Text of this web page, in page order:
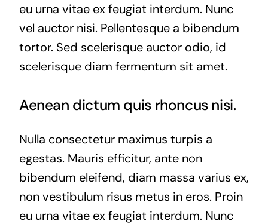
eu urna vitae ex feugiat interdum. Nunc
vel auctor nisi. Pellentesque a bibendum
tortor. Sed scelerisque auctor odio, id
scelerisque diam fermentum sit amet.
Aenean dictum quis rhoncus nisi.
Nulla consectetur maximus turpis a
egestas. Mauris efficitur, ante non
bibendum eleifend, diam massa varius ex,
non vestibulum risus metus in eros. Proin
eu urna vitae ex feugiat interdum. Nunc